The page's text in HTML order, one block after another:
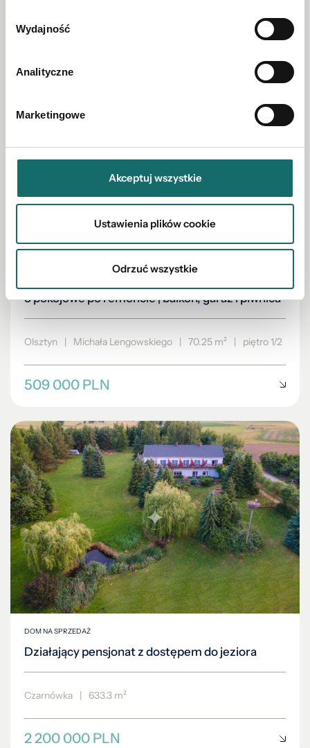
Wydajność
Analityczne
Marketingowe
Akceptuj wszystkie
Ustawienia plików cookie
Odrzuć wszystkie
3 pokojowe po remoncie | balkon, garaż i piwnica
Olsztyn | Michała Lengowskiego | 70.25 m² | piętro 1/2
509 000 PLN
DOM NA SPRZEDAŻ
Działający pensjonat z dostępem do jeziora
Czarnówka | 633.3 m²
2 200 000 PLN